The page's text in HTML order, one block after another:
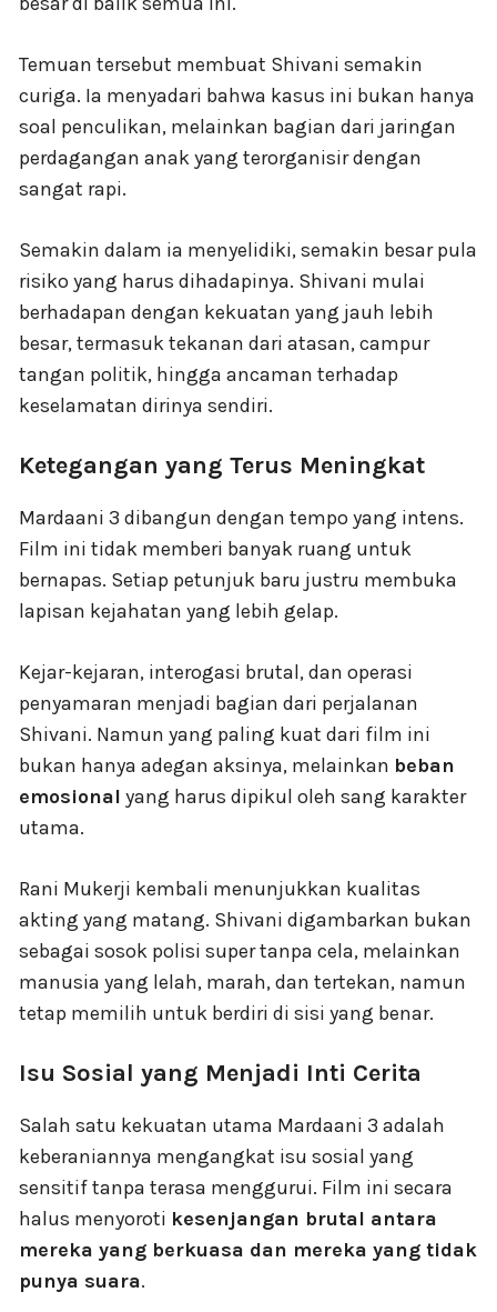
Temuan tersebut membuat Shivani semakin
curiga. Ia menyadari bahwa kasus ini bukan hanya
soal penculikan, melainkan bagian dari jaringan
perdagangan anak yang terorganisir dengan
sangat rapi.
Semakin dalam ia menyelidiki, semakin besar pula
risiko yang harus dihadapinya. Shivani mulai
berhadapan dengan kekuatan yang jauh lebih
besar, termasuk tekanan dari atasan, campur
tangan politik, hingga ancaman terhadap
keselamatan dirinya sendiri.
Ketegangan yang Terus Meningkat
Mardaani 3 dibangun dengan tempo yang intens.
Film ini tidak memberi banyak ruang untuk
bernapas. Setiap petunjuk baru justru membuka
lapisan kejahatan yang lebih gelap.
Kejar-kejaran, interogasi brutal, dan operasi
penyamaran menjadi bagian dari perjalanan
Shivani. Namun yang paling kuat dari film ini
bukan hanya adegan aksinya, melainkan beban
emosional yang harus dipikul oleh sang karakter
utama.
Rani Mukerji kembali menunjukkan kualitas
akting yang matang. Shivani digambarkan bukan
sebagai sosok polisi super tanpa cela, melainkan
manusia yang lelah, marah, dan tertekan, namun
tetap memilih untuk berdiri di sisi yang benar.
Isu Sosial yang Menjadi Inti Cerita
Salah satu kekuatan utama Mardaani 3 adalah
keberaniannya mengangkat isu sosial yang
sensitif tanpa terasa menggurui. Film ini secara
halus menyoroti kesenjangan brutal antara
mereka yang berkuasa dan mereka yang tidak
punya suara.